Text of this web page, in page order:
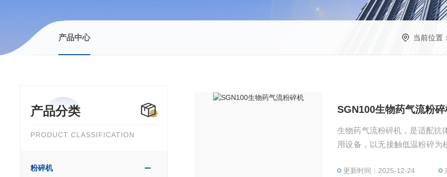
产品中心 当前位置：
产品分类
PRODUCT CLASSIFICATION
粉碎机
SGN100生物药气流粉
生物药气流粉碎机，是适配抗
用设备，以无接触低温粉碎为
医药合规标准。
更新时间：2025-12-24